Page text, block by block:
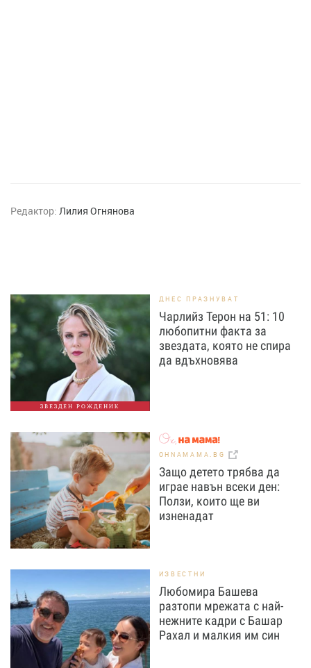
Редактор: Лилия Огнянова
ЗВЕЗДЕН РОЖДЕНИК
ДНЕС ПРАЗНУВАТ
Чарлийз Терон на 51: 10
любопитни факта за
звездата, която не спира
да вдъхновява
OHNAMAMA.BG
Защо детето трябва да
играе навън всеки ден:
Ползи, които ще ви
изненадат
ИЗВЕСТНИ
Любомира Башева
разтопи мрежата с най-
нежните кадри с Башар
Рахал и малкия им син